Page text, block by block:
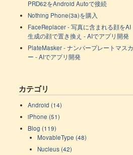
PRD62をAndroid Autoで接続
Nothing Phone(3a)を購入
FaceReplacer - 写真に含まれる顔をAI
生成の顔で置き換え - AIでアプリ開発
PlateMasker - ナンバープレートマスカ
ー - AIでアプリ開発
カテゴリ
Android (14)
iPhone (51)
Blog (119)
MovableType (48)
Nucleus (42)